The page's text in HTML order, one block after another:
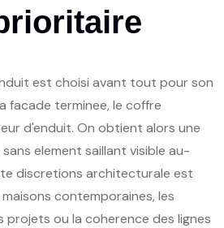
est choisi avant tout pour son
facade terminee, le coffre
d'enduit. On obtient alors une
element saillant visible au-
discretions architecturale est
contemporaines, les
projets ou la coherence des lignes